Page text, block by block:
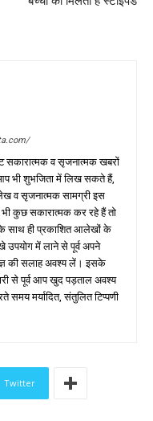
सकारात्मक व सृजनात्मक खबरों
भी शुभजिता में लिख सकते हैं,
व सृजनात्मक सामग्री इस
कुछ सकारात्मक कर रहे हैं तो
साथ ही प्रकाशित आलेखों के
उपयोग में लाने से पूर्व अपने
की सलाह अवश्य लें। इसके
से पूर्व आप खुद पड़ताल अवश्य
मर्यादित, संतुलित टिप्पणी
Twitter